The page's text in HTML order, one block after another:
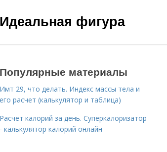
Идеальная фигура
Популярные материалы
Имт 29, что делать. Индекс массы тела и
его расчет (калькулятор и таблица)
Расчет калорий за день. Суперкалоризатор
- калькулятор калорий онлайн